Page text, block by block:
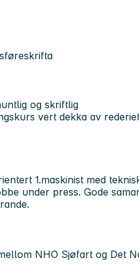
og skriftlig
vert dekka av
1.maskinist med
under press. Gode
NHO Sjøfart og Det